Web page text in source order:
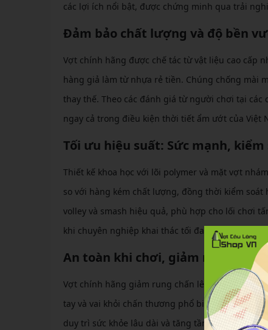
các lợi ích nổi bật, được chứng minh qua trải
Đảm bảo chất lượng và độ bền
Vợt chính hãng được chế tác từ vật liệu cao cấp
hàng giả làm từ nhựa rẻ tiền. Chúng chống mài
thay thế. Theo các đánh giá từ người chơi tại các
ngay cả trong điều kiện thời tiết ẩm ướt của Việt
Tối ưu hiệu suất: Sức mạnh, kiểm
Thiết kế khoa học với lõi polymer và mặt vợt
so với hàng kém chất lượng, đồng thời kiểm
volley và smash hiệu quả, phù hợp cho lối chơi
khi chuyên nghiệp khai thác tối đa tiềm năng.
An toàn khi chơi, giảm nguy cơ
Vợt chính hãng giảm rung chấn lên đến 50% nhờ
tay và vai khỏi chấn thương phổ biến như
duy trì sức khỏe lâu dài và tăng tần suất tập